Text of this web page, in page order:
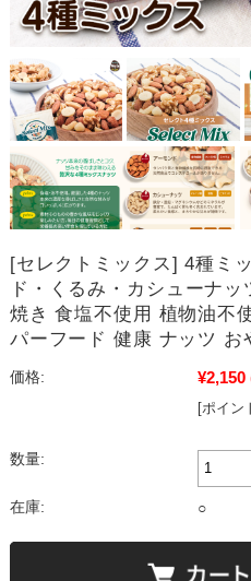
[セレクトミックス] 4種ミ
ド・くるみ・カシューナ
焼き 食塩不使用 植物油不
パーフード 健康 ナッツ お
価格: ¥2,150
[ポイン
数量:
在庫: ○